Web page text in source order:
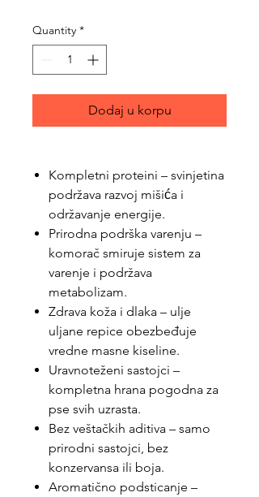
Quantity *
Dodaj u korpu
Kompletni proteini – svinjetina
podržava razvoj mišića i
održavanje energije.
Prirodna podrška varenju –
komorač smiruje sistem za
varenje i podržava
metabolizam.
Zdrava koža i dlaka – ulje
uljane repice obezbeđuje
vredne masne kiseline.
Uravnoteženi sastojci –
kompletna hrana pogodna za
pse svih uzrasta.
Bez veštačkih aditiva – samo
prirodni sastojci, bez
konzervansa ili boja.
Aromatično podsticanje –